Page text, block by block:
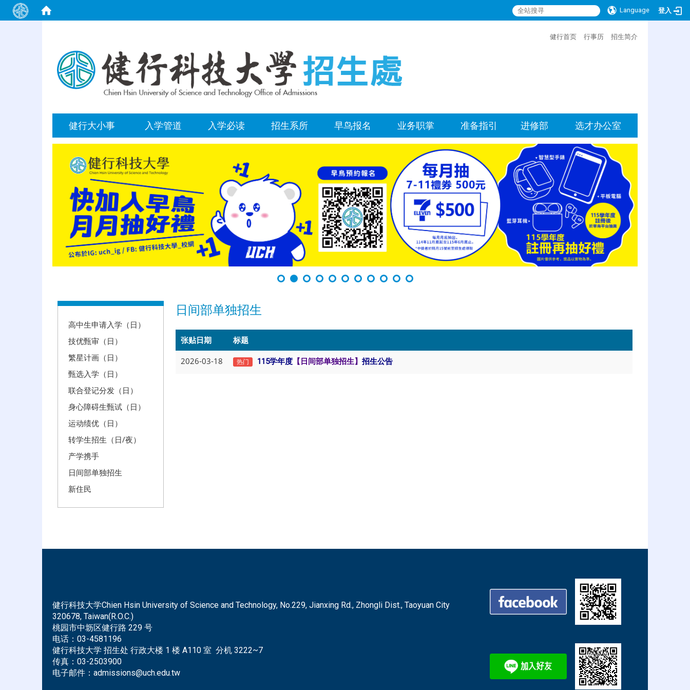
Language 登入
健行首页 行事历 招生简介
健行大小事 入学管道 入学必读 招生系所 早鸟报名 业务职掌 准备指引 进修部 选才办公室
高中生申请入学（日）
技优甄审（日）
繁星计画（日）
甄选入学（日）
联合登记分发（日）
身心障碍生甄试（日）
运动绩优（日）
转学生招生（日/夜）
产学携手
日间部单独招生
新住民
日间部单独招生
张贴日期 标题
2026-03-18 热门 115学年度【日间部单独招生】 招生公告
健行科技大学Chien Hsin University of Science and Technology, No.229, Jianxing Rd., Zhongli Dist., Taoyuan City
320678, Taiwan(R.O.C.)
桃园市中坜区健行路 229 号
电话： 03-4581196
健行科技大学 招生处 行政大楼 1 楼 A110 室 分机 3222~7
传真： 03-2503900
电子邮件： admissions@uch.edu.tw